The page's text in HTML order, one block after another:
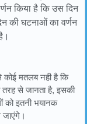
किया है कि उस दिन
की घटनाओं का वर्णन
कोई मतलब नही है कि
से जानता है, इसकी
को इतनी भयानक
जाएंगे।